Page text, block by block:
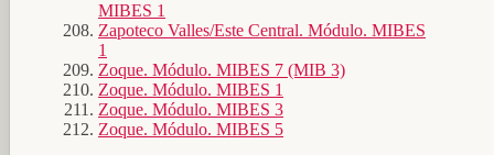
MIBES 1
Zapoteco Valles/Este Central. Módulo. MIBES
1
Zoque. Módulo. MIBES 7 (MIB 3)
Zoque. Módulo. MIBES 1
Zoque. Módulo. MIBES 3
Zoque. Módulo. MIBES 5